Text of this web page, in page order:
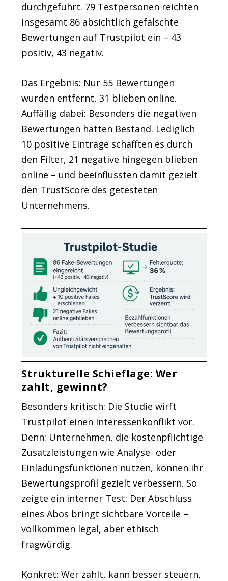
durchgeführt. 79 Testpersonen reichten
insgesamt 86 absichtlich gefälschte
Bewertungen auf Trustpilot ein – 43
positiv, 43 negativ.
Das Ergebnis: Nur 55 Bewertungen
wurden entfernt, 31 blieben online.
Auffällig dabei: Besonders die negativen
Bewertungen hatten Bestand. Lediglich
10 positive Einträge schafften es durch
den Filter, 21 negative hingegen blieben
online – und beeinflussten damit gezielt
den TrustScore des getesteten
Unternehmens.
Strukturelle Schieflage: Wer
zahlt, gewinnt?
Besonders kritisch: Die Studie wirft
Trustpilot einen Interessenkonflikt vor.
Denn: Unternehmen, die kostenpflichtige
Zusatzleistungen wie Analyse- oder
Einladungsfunktionen nutzen, können ihr
Bewertungsprofil gezielt verbessern. So
zeigte ein interner Test: Der Abschluss
eines Abos bringt sichtbare Vorteile –
vollkommen legal, aber ethisch
fragwürdig.
Konkret: Wer zahlt, kann besser steuern,